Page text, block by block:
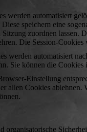
werden automatisiert
Diese speichern eine
Sitzung zuordnen lassen.
Die Session-
werden automatisiert
Sie können die
Einstellung
allen Cookies
organisatorische